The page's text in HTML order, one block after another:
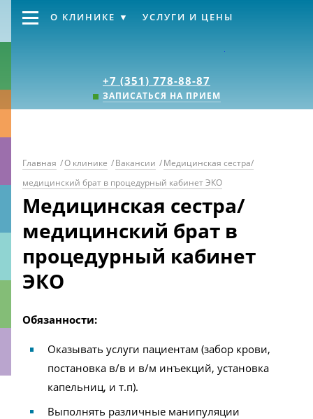
+7 (351) 778-88-87
ЗАПИСАТЬСЯ НА ПРИЕМ
О КЛИНИКЕ УСЛУГИ И ЦЕНЫ
Главная /О клинике /Вакансии /Медицинская сестра/
медицинский брат в процедурный кабинет ЭКО
Медицинская сестра/
медицинский брат в
процедурный кабинет
ЭКО
Обязанности:
Оказывать услуги пациентам (забор крови,
постановка в/в и в/м инъекций, установка
капельниц, и т.п).
Выполнять различные манипуляции